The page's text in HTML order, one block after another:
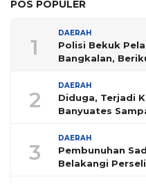
POS POPULER
1
DAERAH
Polisi Bekuk
Bangkalan,
2
DAERAH
Diduga, Terjadi
Banyuates
3
DAERAH
Pembunuhan
Belakangi